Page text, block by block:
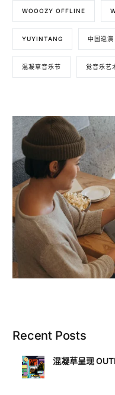
WOOOZY OFFLINE
YUYINTANG 中国巡演
混凝草音乐节 觉音乐艺
Recent Posts
混凝草呈现